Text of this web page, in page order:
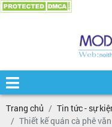
Trang chủ
Tin tức - sự
Thiết kế quán cà phê